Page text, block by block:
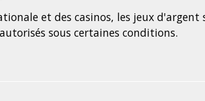
et des casinos, les jeux
sous certaines conditions.